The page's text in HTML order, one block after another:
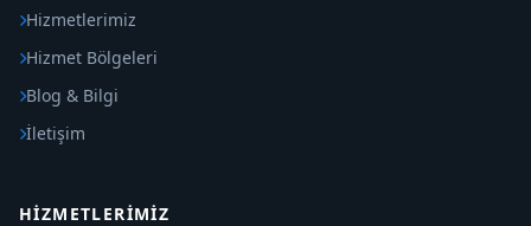
Hizmetlerimiz
Hizmet Bölgeleri
Blog & Bilgi
İletişim
HIZMETLERIMIZ